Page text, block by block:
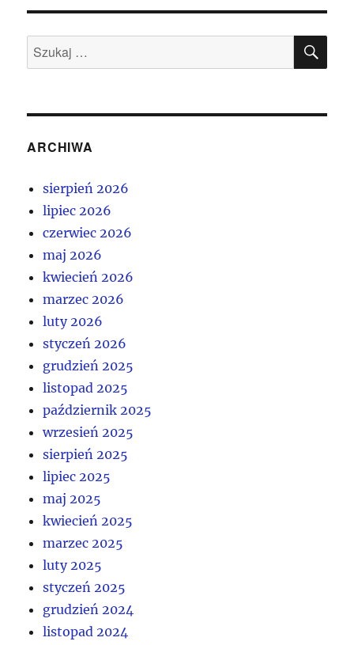
Szukaj:
ARCHIWA
sierpień 2026
lipiec 2026
czerwiec 2026
maj 2026
kwiecień 2026
marzec 2026
luty 2026
styczeń 2026
grudzień 2025
listopad 2025
październik 2025
wrzesień 2025
sierpień 2025
lipiec 2025
maj 2025
kwiecień 2025
marzec 2025
luty 2025
styczeń 2025
grudzień 2024
listopad 2024